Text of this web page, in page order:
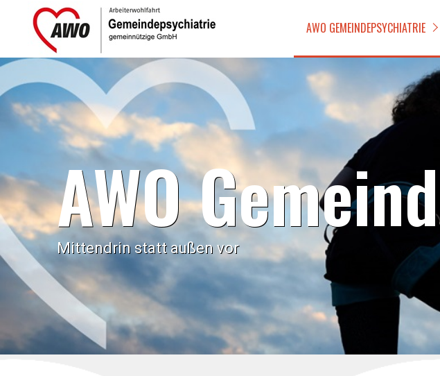
AWO GEMEINDEPSYCHIATRIE
AWO
Mittendrin statt außen vor